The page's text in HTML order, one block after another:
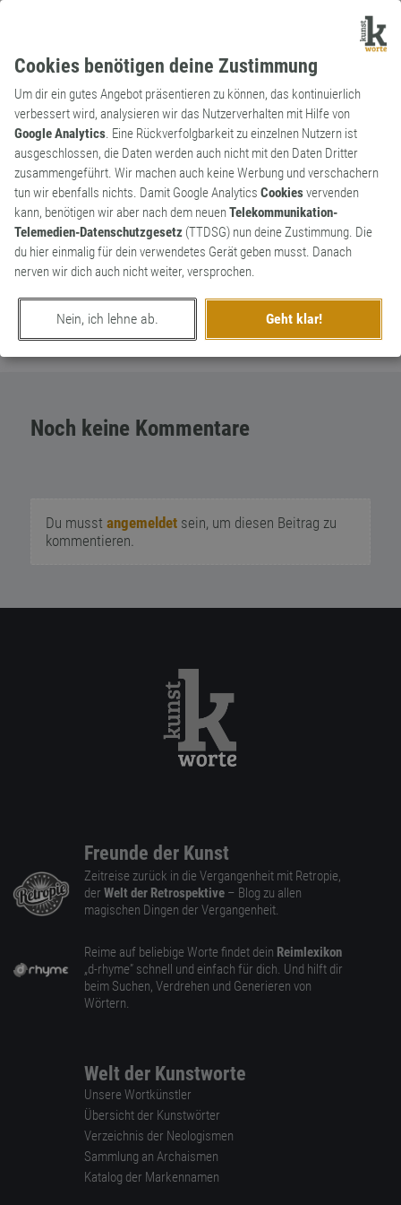
Cookies benötigen deine Zustimmung
Um dir ein gutes Angebot präsentieren zu können, das kontinuierlich
verbessert wird, analysieren wir das Nutzerverhalten mit Hilfe von
Google Analytics. Eine Rückverfolgbarkeit zu einzelnen Nutzern ist
ausgeschlossen, die Daten werden auch nicht mit den Daten Dritter
zusammengeführt. Wir machen auch keine Werbung und verschachern
tun wir ebenfalls nichts. Damit Google Analytics Cookiesvervenden
kann, benötigen wir aber nach dem neuenTelekommunikation-
Telemedien-Datenschutzgesetz (TTDSG) nun deine Zustimmung. Die
du hier einmalig für dein verwendetes Gerät geben musst. Danach
nerven wir dich auch nicht weiter, versprochen.
Nein, ich lehne ab. Geht klar!
Kunstwort
Substantiv
Fußnagelfechter
.....Warmduscher.....
0
0
erschaffen vonClausDiventres
Noch keine Kommentare
Du musst angemeldetsein, um diesen Beitrag zu
kommentieren.
Freunde der Kunst
Zeitreise zurück in die Vergangenheit mit Retropie,
der Welt der Retrospektive – Blog zu allen
magischen Dingen der Vergangenheit.
Reime auf beliebige Worte findet dein Reimlexikon
„d-rhyme” schnell und einfach für dich. Und hilft dir
beim Suchen, Verdrehen und Generieren von
Wörtern.
Welt der Kunstworte
Unsere Wortkünstler
Übersicht der Kunstwörter
Verzeichnis der Neologismen
Sammlung an Archaismen
Katalog der Markennamen